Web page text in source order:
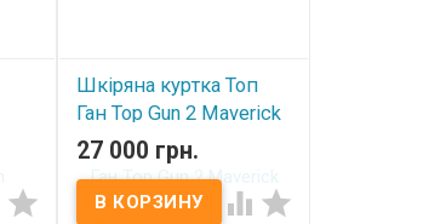

Шкіряна куртка Топ
Ган Top Gun 2 Maverick
Official Signature Series
Flight Jacket 2.0 (brown)
TG2
27 000 грн.
 